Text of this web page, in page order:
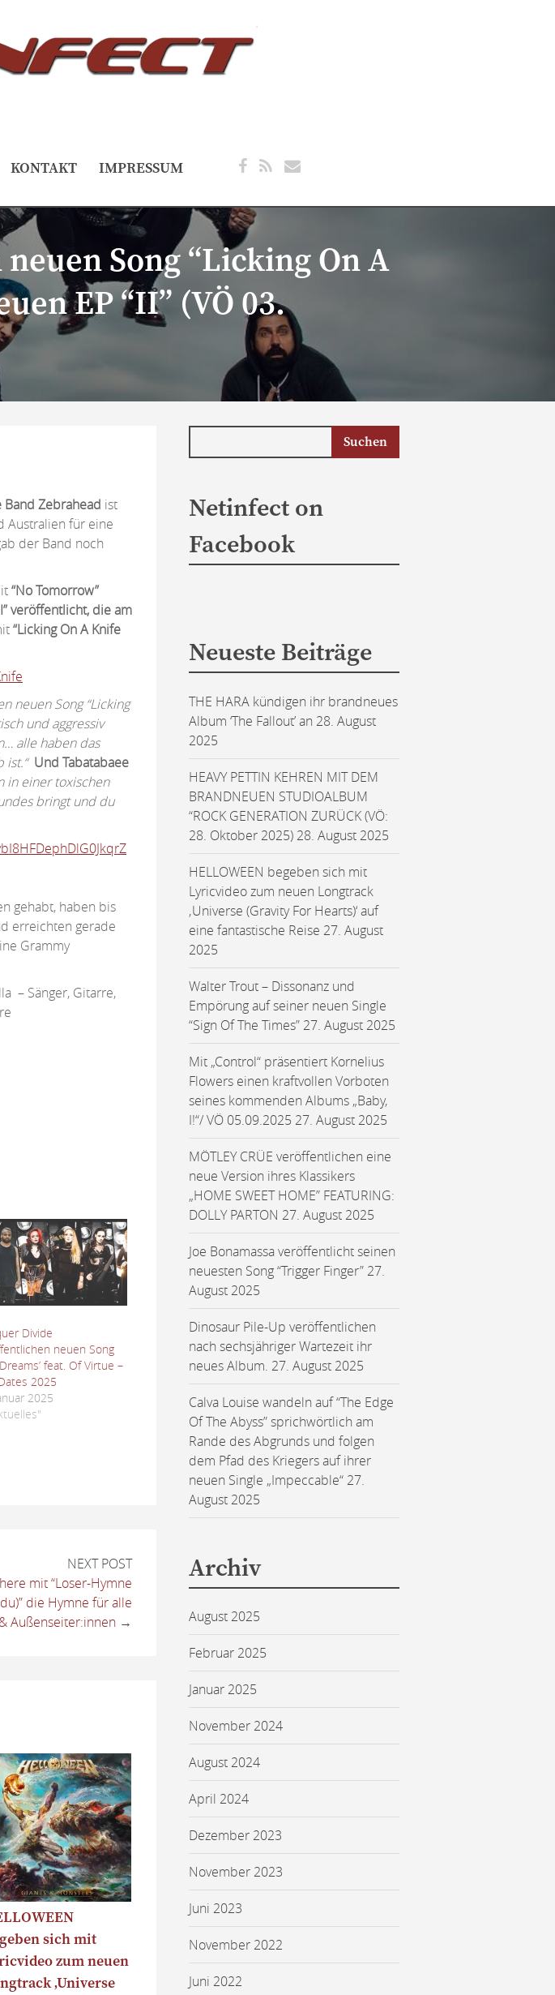
KONTAKT IMPRESSUM
Song “Licking On A
EP “II” (VÖ 03.
Zebrahead ist
Australien für eine
der Band noch
“No Tomorrow”
veröffentlicht, die am
“Licking On A Knife
neuen Song “Licking
und aggressiv
alle haben das
ist.“ Und Tabatabaee
in einer toxischen
bringt und du
gehabt, haben bis
erreichten gerade
Grammy
– Sänger, Gitarre,
Divide
neuen Song
feat. Of Virtue –
2025
2025
NEXT POST
mit “Loser-Hymne
die Hymne für alle
Außenseiter:innen →
sich mit
zum neuen
‚Universe
Netinfect on
Facebook
Neueste Beiträge
THE HARA kündigen ihr brandneues
Album ‘The Fallout’ an 28. August
2025
HEAVY PETTIN KEHREN MIT DEM
BRANDNEUEN STUDIOALBUM
“ROCK GENERATION ZURÜCK (VÖ:
28. Oktober 2025) 28. August 2025
HELLOWEEN begeben sich mit
Lyricvideo zum neuen Longtrack
‚Universe (Gravity For Hearts)‘ auf
eine fantastische Reise 27. August
2025
Walter Trout – Dissonanz und
Empörung auf seiner neuen Single
“Sign Of The Times” 27. August 2025
Mit „Control“ präsentiert Kornelius
Flowers einen kraftvollen Vorboten
seines kommenden Albums „Baby,
I!“/ VÖ 05.09.2025 27. August 2025
MÖTLEY CRÜE veröffentlichen eine
neue Version ihres Klassikers
„HOME SWEET HOME” FEATURING:
DOLLY PARTON 27. August 2025
Joe Bonamassa veröffentlicht seinen
neuesten Song “Trigger Finger” 27.
August 2025
Dinosaur Pile-Up veröffentlichen
nach sechsjähriger Wartezeit ihr
neues Album. 27. August 2025
Calva Louise wandeln auf “The Edge
Of The Abyss” sprichwörtlich am
Rande des Abgrunds und folgen
dem Pfad des Kriegers auf ihrer
neuen Single „Impeccable“ 27.
August 2025
Archiv
August 2025
Februar 2025
Januar 2025
November 2024
August 2024
April 2024
Dezember 2023
November 2023
Juni 2023
November 2022
Juni 2022